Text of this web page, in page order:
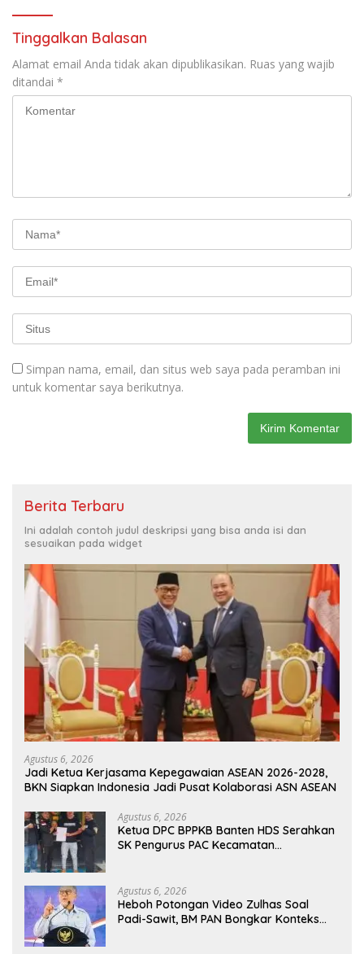
Tinggalkan Balasan
Alamat email Anda tidak akan dipublikasikan. Ruas yang wajib
ditandai *
Simpan nama, email, dan situs web saya pada peramban ini
untuk komentar saya berikutnya.
Berita Terbaru
Ini adalah contoh judul deskripsi yang bisa anda isi dan
sesuaikan pada widget
Agustus 6, 2026
Jadi Ketua Kerjasama Kepegawaian ASEAN 2026-2028,
BKN Siapkan Indonesia Jadi Pusat Kolaborasi ASN ASEAN
Agustus 6, 2026
Ketua DPC BPPKB Banten HDS Serahkan
SK Pengurus PAC Kecamatan
Agustus 6, 2026
Heboh Potongan Video Zulhas Soal
Padi-Sawit, BM PAN Bongkar Konteks